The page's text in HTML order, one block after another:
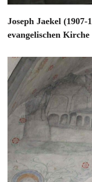
Joseph Jaekel
evangelischen